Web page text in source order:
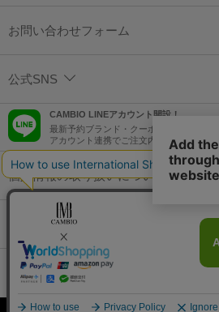
お問い合わせフォーム
公式SNS
CAMBIO LINEアカウント開設！
最新予約ブランド・クーポン情報などを配
アカウント連携でご注文内容をLINEでも
個人情報の取り扱いについて
特定商取引法に基づく表示
コーポレートサイト